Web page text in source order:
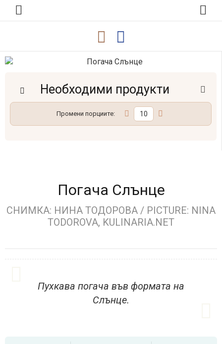
Необходими продукти
Промени порциите:
Погача Слънце
СНИМКА: НИНА ТОДОРОВА / PICTURE: NINA
TODOROVA, KULINARIA.NET
Пухкава погача във формата на
Слънце.